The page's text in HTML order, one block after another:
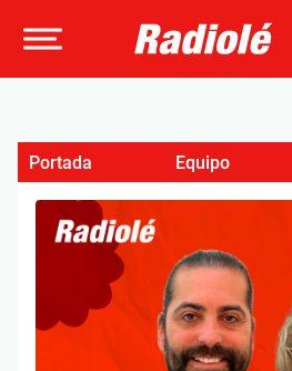
Portada Equipo